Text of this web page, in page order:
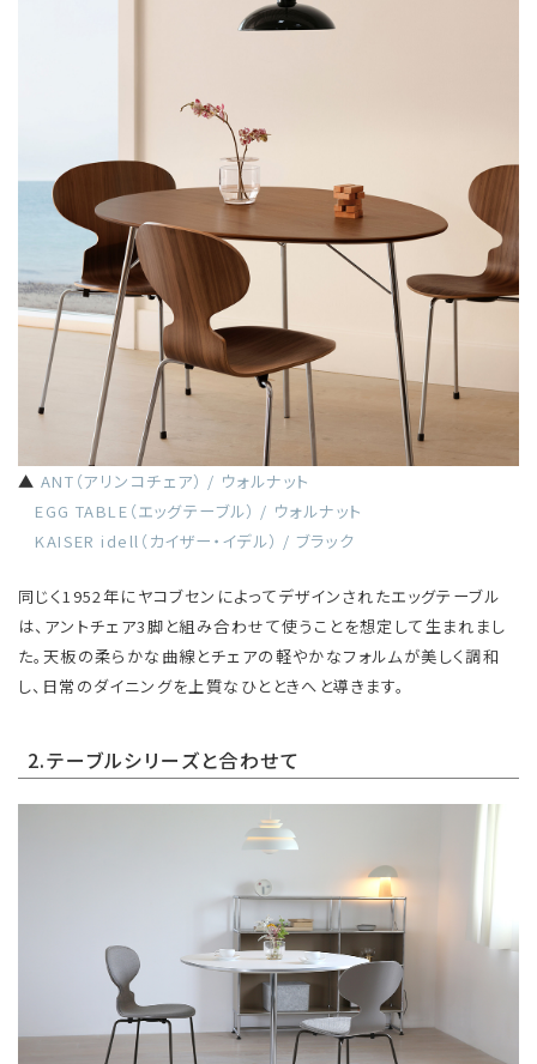
▲ ANT（アリンコチェア） / ウォルナット
EGG TABLE（エッグテーブル） / ウォルナット
KAISER idell（カイザー・イデル） / ブラック
同じく1952年にヤコブセンによってデザインされたエッグテーブル
は、アントチェア3脚と組み合わせて使うことを想定して生まれまし
た。天板の柔らかな曲線とチェアの軽やかなフォルムが美しく調和
し、日常のダイニングを上質なひとときへと導きます。
2.テーブルシリーズと合わせて